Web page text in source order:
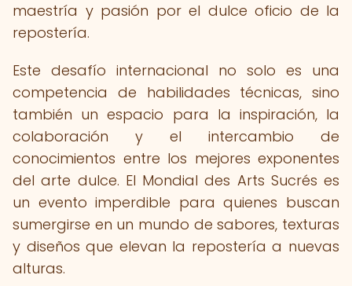
maestría y pasión por el dulce oficio de la
repostería.
Este desafío internacional no solo es una
competencia de habilidades técnicas, sino
también un espacio para la inspiración, la
colaboración y el intercambio de
conocimientos entre los mejores exponentes
del arte dulce. El Mondial des Arts Sucrés es
un evento imperdible para quienes buscan
sumergirse en un mundo de sabores, texturas
y diseños que elevan la repostería a nuevas
alturas.